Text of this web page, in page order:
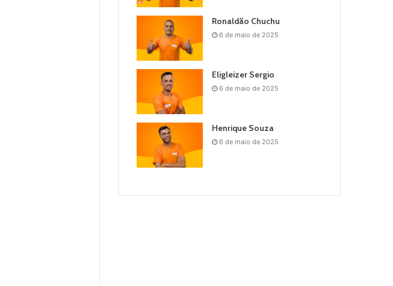
Ronaldão Chuchu
6 de maio de 2025
Eligleizer Sergio
6 de maio de 2025
Henrique Souza
6 de maio de 2025